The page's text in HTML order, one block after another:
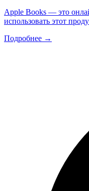
Apple Books — это
использовать этот
Подробнее →